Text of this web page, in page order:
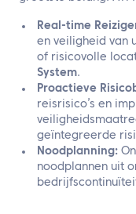
Real-time
en veiligheid van
of risicovolle
System.
Proactieve
reisrisico’s en
geïntegreerde
Noodplanning:
noodplannen uit